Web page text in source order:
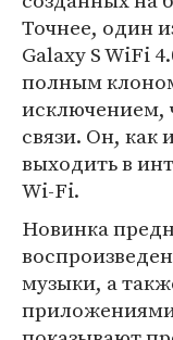
Точнее, один
Galaxy S WiFi
полным
исключением,
связи. Он, как
выходить в
Wi-Fi.
Новинка
музыки, а